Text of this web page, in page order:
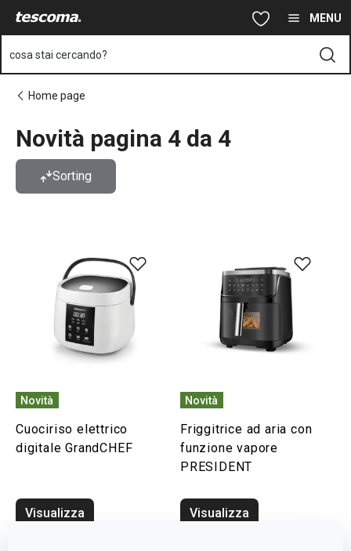
Vai al contenuto principale MENU
cosa stai cercando?
Home page
Novità pagina 4 da 4
Sorting
Novità
Cuociriso elettrico
digitale GrandCHEF
Visualizza
Novità
Friggitrice ad aria con
funzione vapore
PRESIDENT
Visualizza